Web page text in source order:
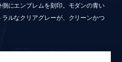
にエンブレムを刻印。モダンの青い
ルなクリアグレーが、クリーンかつ